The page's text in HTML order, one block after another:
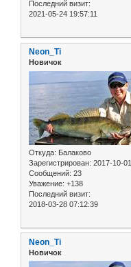
Последний визит:
2021-05-24 19:57:11
Neon_Ti
Новичок
Откуда: Балаково
Зарегистрирован: 2017-10-01
Сообщений: 23
Уважение: +138
Последний визит:
2018-03-28 07:12:39
Neon_Ti
Новичок